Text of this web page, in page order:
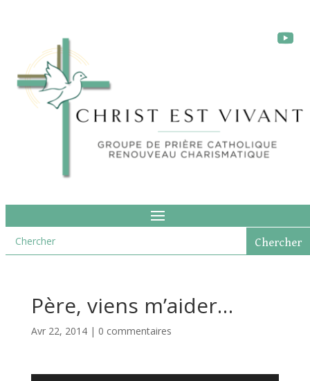
Père, viens m’aider…
Avr 22, 2014| 0 commentaires